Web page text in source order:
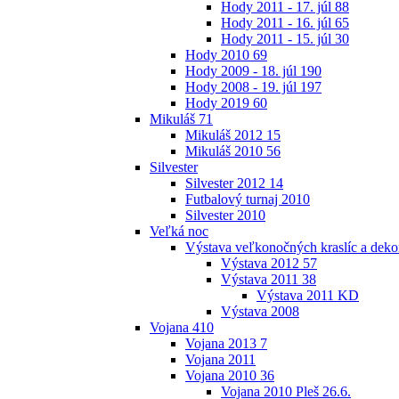
Hody 2011 - 17. júl 88
Hody 2011 - 16. júl 65
Hody 2011 - 15. júl 30
Hody 2010 69
Hody 2009 - 18. júl 190
Hody 2008 - 19. júl 197
Hody 2019 60
Mikuláš 71
Mikuláš 2012 15
Mikuláš 2010 56
Silvester
Silvester 2012 14
Futbalový turnaj 2010
Silvester 2010
Veľká noc
Výstava veľkonočných kraslíc a
Výstava 2012 57
Výstava 2011 38
Výstava 2011 KD
Výstava 2008
Vojana 410
Vojana 2013 7
Vojana 2011
Vojana 2010 36
Vojana 2010 Pleš 26.6.